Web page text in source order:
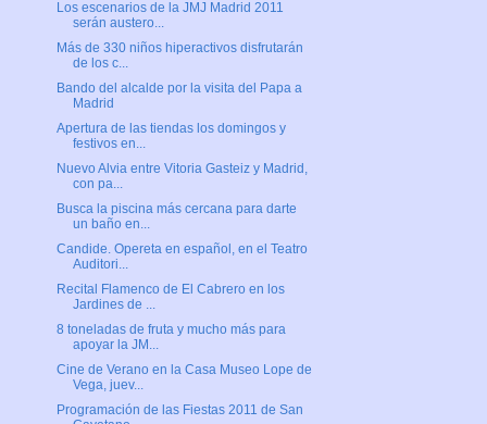
Los escenarios de la JMJ Madrid 2011
serán austero...
Más de 330 niños hiperactivos disfrutarán
de los c...
Bando del alcalde por la visita del Papa a
Madrid
Apertura de las tiendas los domingos y
festivos en...
Nuevo Alvia entre Vitoria Gasteiz y Madrid,
con pa...
Busca la piscina más cercana para darte
un baño en...
Candide. Opereta en español, en el Teatro
Auditori...
Recital Flamenco de El Cabrero en los
Jardines de ...
8 toneladas de fruta y mucho más para
apoyar la JM...
Cine de Verano en la Casa Museo Lope de
Vega, juev...
Programación de las Fiestas 2011 de San